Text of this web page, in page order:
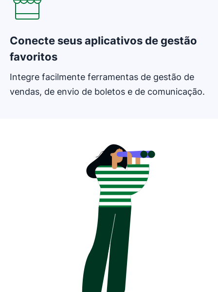
Conecte seus aplicativos de gestão
favoritos
Integre facilmente ferramentas de gestão de
vendas, de envio de boletos e de comunicação.